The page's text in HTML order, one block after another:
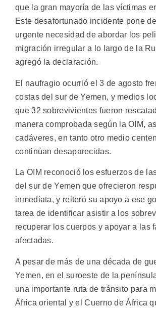
que la gran mayoría de las víctimas
Este desafortunado incidente pone
urgente necesidad de abordar los
migración irregular a lo largo de la
agregó la declaración.
El naufragio ocurrió el 3 de agosto
costas del sur de Yemen, y medios
que 32 sobrevivientes fueron
manera comprobada según la OIM,
cadáveres, en tanto otro medio
continúan desaparecidas.
La OIM reconoció los esfuerzos de
del sur de Yemen que ofrecieron
inmediata, y reiteró su apoyo a ese
tarea de identificar asistir a los
recuperar los cuerpos y apoyar a las
afectadas.
A pesar de más de una década de
Yemen, en el suroeste de la
una importante ruta de tránsito para
África oriental y el Cuerno de África